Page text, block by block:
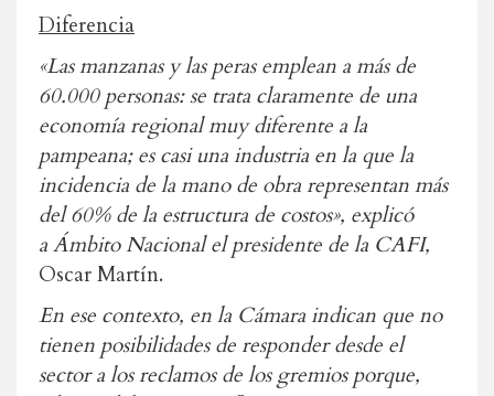
Diferencia
«Las manzanas y las peras emplean a más de
60.000 personas: se trata claramente de una
economía regional muy diferente a la
pampeana; es casi una industria en la que la
incidencia de la mano de obra representan más
del 60% de la estructura de costos», explicó
a Ámbito Nacional el presidente de la CAFI,
Oscar Martín.
En ese contexto, en la Cámara indican que no
tienen posibilidades de responder desde el
sector a los reclamos de los gremios porque,